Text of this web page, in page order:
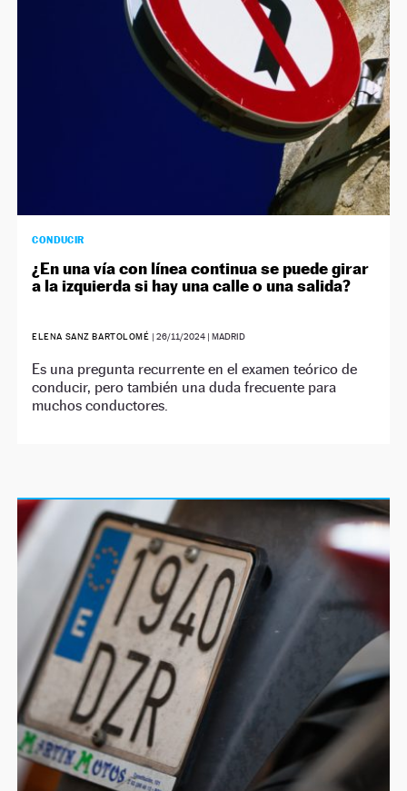
CONDUCIR
¿En una vía con línea continua se puede girar
a la izquierda si hay una calle o una salida?
ELENA SANZ BARTOLOMÉ | 26/11/2024| MADRID
Es una pregunta recurrente en el examen teórico de
conducir, pero también una duda frecuente para
muchos conductores.